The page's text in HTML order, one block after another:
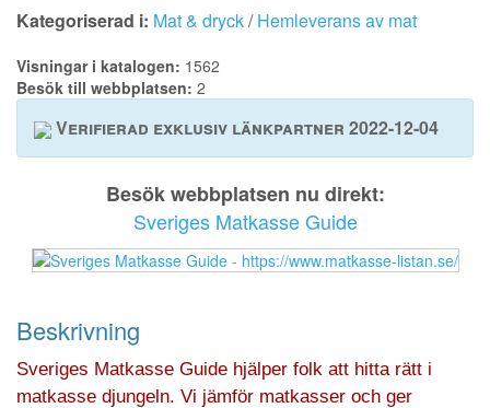
Kategoriserad i: Mat & dryck/Hemleverans av mat
Visningar i katalogen: 1562
Besök till webbplatsen: 2
Verifierad exklusiv länkpartner 2022-12-04
Besök webbplatsen nu direkt:
Sveriges Matkasse Guide
Beskrivning
Sveriges Matkasse Guide hjälper folk att hitta rätt i
matkasse djungeln. Vi jämför matkasser och ger